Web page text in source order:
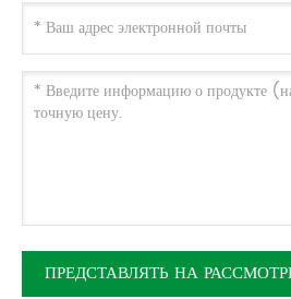
ПРЕДСТАВЛЯТЬ НА